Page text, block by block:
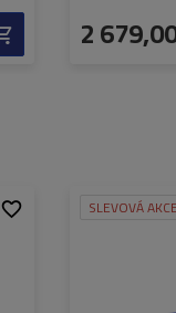
2
SLEVOVÁ